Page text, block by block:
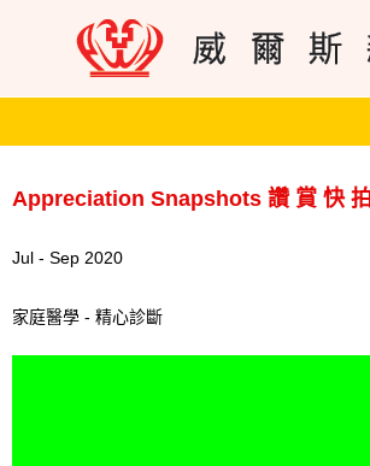
Appreciation Snapshots 讚 賞 快 拍
Jul - Sep 2020
家庭醫學 - 精心診斷